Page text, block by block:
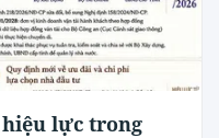
lực trong